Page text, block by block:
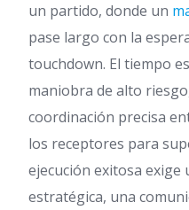
un partido, donde un
pase largo con la
touchdown. El tiempo
maniobra de alto
coordinación precisa
los receptores para
ejecución exitosa exige
estratégica, una